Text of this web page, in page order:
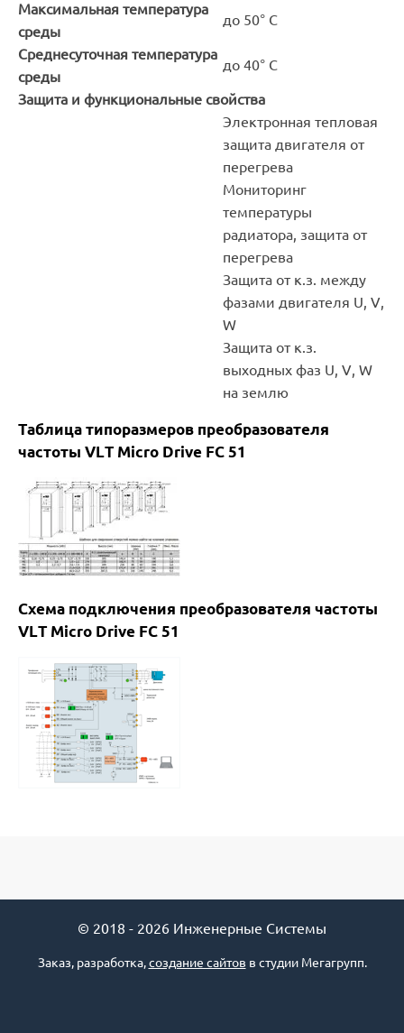
Максимальная температура
среды
до 50° С
Среднесуточная температура
среды
до 40° С
Защита и функциональные свойства
Электронная тепловая
защита двигателя от
перегрева
Мониторинг
температуры
радиатора, защита от
перегрева
Защита от к.з. между
фазами двигателя U, V,
W
Защита от к.з.
выходных фаз U, V, W
на землю
Таблица типоразмеров преобразователя
частоты VLT Micro Drive FC 51
Схема подключения преобразователя частоты
VLT Micro Drive FC 51
© 2018 - 2026 Инженерные Системы
Заказ, разработка,создание сайтов в студии Мегагрупп.